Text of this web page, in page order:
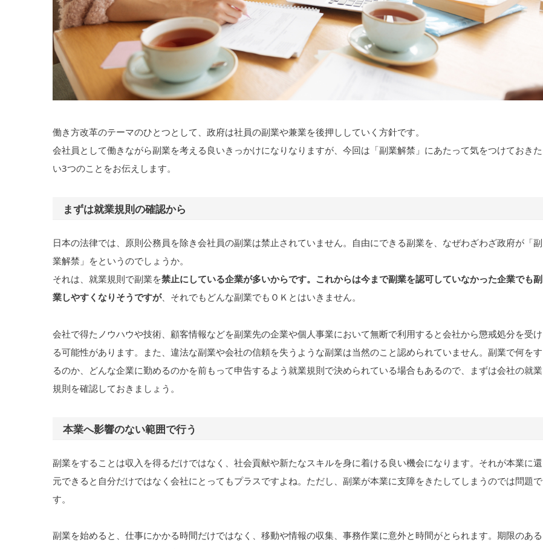
働き方改革のテーマのひとつとして、政府は社員の副業や兼業を後押ししていく方針です。
会社員として働きながら副業を考える良いきっかけになりなりますが、今回は「副業解禁」にあたって気をつけておきた
い3つのことをお伝えします。
まずは就業規則の確認から
日本の法律では、原則公務員を除き会社員の副業は禁止されていません。自由にできる副業を、なぜわざわざ政府が「副
業解禁」をというのでしょうか。
それは、就業規則で副業を禁止にしている企業が多いからです。これからは今まで副業を認可していなかった企業でも副
業しやすくなりそうですが、それでもどんな副業でもＯＫとはいきません。
会社で得たノウハウや技術、顧客情報などを副業先の企業や個人事業において無断で利用すると会社から懲戒処分を受け
る可能性があります。また、違法な副業や会社の信頼を失うような副業は当然のこと認められていません。副業で何をす
るのか、どんな企業に勤めるのかを前もって申告するよう就業規則で決められている場合もあるので、まずは会社の就業
規則を確認しておきましょう。
本業へ影響のない範囲で行う
副業をすることは収入を得るだけではなく、社会貢献や新たなスキルを身に着ける良い機会になります。それが本業に還
元できると自分だけではなく会社にとってもプラスですよね。ただし、副業が本業に支障をきたしてしまうのでは問題で
す。
副業を始めると、仕事にかかる時間だけではなく、移動や情報の収集、事務作業に意外と時間がとられます。期限のある